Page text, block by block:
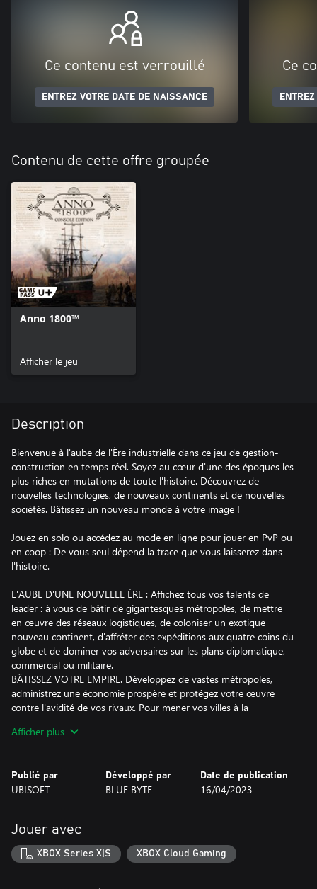
Ce contenu est verrouillé
ENTREZ VOTRE DATE DE NAISSANCE
Ce
Contenu de cette offre groupée
Anno 1800™
Afficher le jeu
Description
Bienvenue à l'aube de l'Ère industrielle dans ce jeu de gestion-
construction en temps réel. Soyez au cœur d'une des époques les
plus riches en mutations de toute l'histoire. Découvrez de
nouvelles technologies, de nouveaux continents et de nouvelles
sociétés. Bâtissez un nouveau monde à votre image !
Jouez en solo ou accédez au mode en ligne pour jouer en PvP ou
en coop : De vous seul dépend la trace que vous laisserez dans
l'histoire.
L'AUBE D'UNE NOUVELLE ÈRE : Affichez tous vos talents de
leader : à vous de bâtir de gigantesques métropoles, de mettre
en œuvre des réseaux logistiques, de coloniser un exotique
nouveau continent, d'affréter des expéditions aux quatre coins du
globe et de dominer vos adversaires sur les plans diplomatique,
commercial ou militaire.
BÂTISSEZ VOTRE EMPIRE. Développez de vastes métropoles,
administrez une économie prospère et protégez votre œuvre
contre l'avidité de vos rivaux. Pour mener vos villes à la
situations.
une expérience multijoueur.
DE NOUVELLES FONCTIONNALITÉS POUR UN NOUVEL ÂGE,
d'œuvre qui rendra la gestion de vos usines plus exigeante et
réaliste que jamais.
DIVERSES MANIÈRES DE JOUER : C'est vous qui décidez du tour
Afficher plus
Publié par
UBISOFT
Développé par
BLUE BYTE
Date de publication
16/04/2023
Jouer avec
XBOX Series X|S XBOX Cloud Gaming